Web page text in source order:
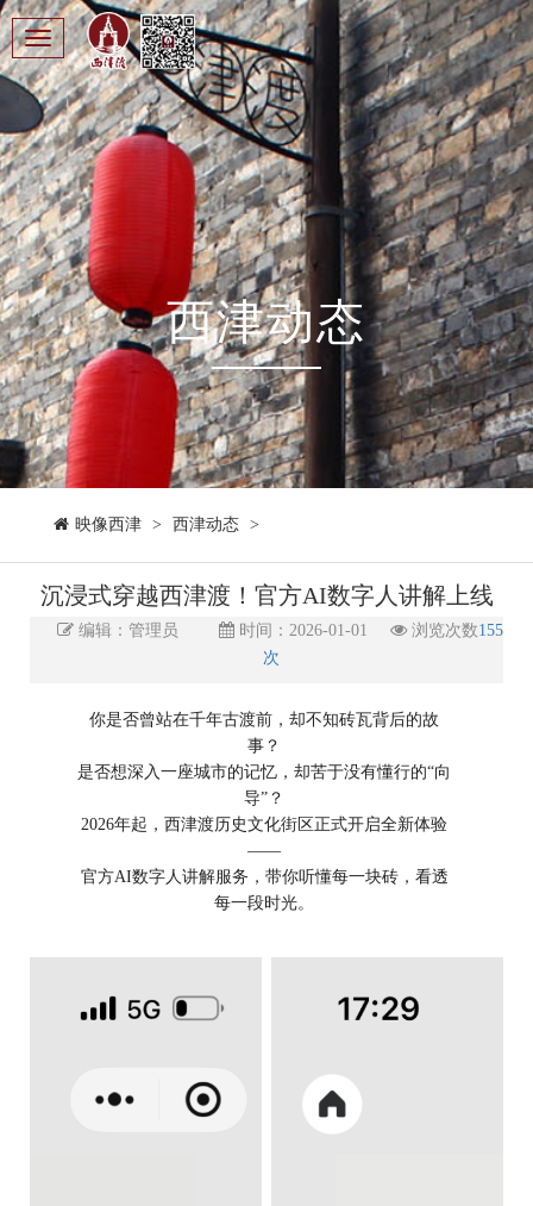
Toggle
navigation
西津动态
映像西津 > 西津动态 >
沉浸式穿越西津渡！官方AI数字人讲解上线
编辑：管理员 时间：2026-01-01 浏览次数155
次
你是否曾站在千年古渡前，却不知砖瓦背后的故
事？
是否想深入一座城市的记忆，却苦于没有懂行的“向
导”？
2026年起，西津渡历史文化街区正式开启全新体验
——
官方AI数字人讲解服务，带你听懂每一块砖，看透
每一段时光。